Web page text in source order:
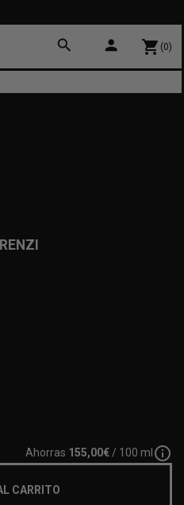
search person shopping_cart (0)
Ahorras 155,00€/ 100 ml info_outline
CARRITO